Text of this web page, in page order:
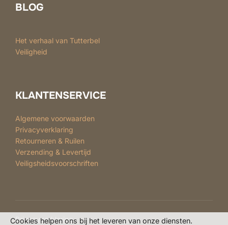
BLOG
Het verhaal van Tutterbel
Veiligheid
KLANTENSERVICE
Algemene voorwaarden
Privacyverklaring
Retourneren & Ruilen
Verzending & Levertijd
Veiligsheidsvoorschriften
Privacyverklaring
Cookies helpen ons bij het leveren van onze diensten.